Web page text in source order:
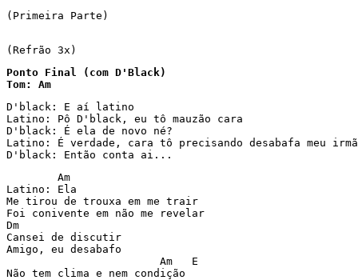
(Primeira Parte)
(Refrão 3x)
Ponto Final (com D'Black)
Tom: Am
D'black: E aí latino
Latino: Pô D'black, eu tô mauzão cara
D'black: É ela de novo né?
Latino: É verdade, cara tô precisando desabafa meu
D'black: Então conta ai...
        Am
Latino: Ela
Me tirou de trouxa em me trair
Foi conivente em não me revelar
Dm
Cansei de discutir
Amigo, eu desabafo
                        Am   E
Não tem clima e nem condição